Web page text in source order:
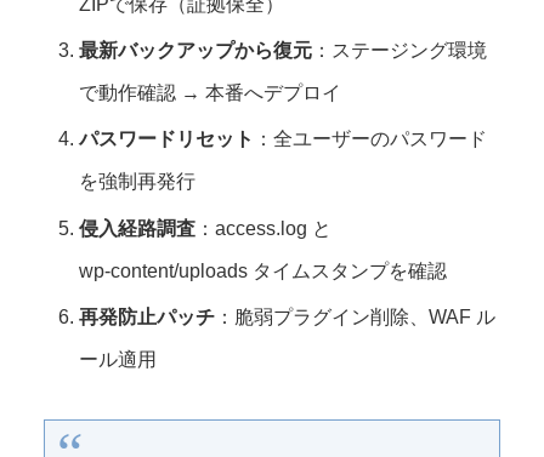
ZIPで保存（証拠保全）
最新バックアップから復元 ：ステージング環境
で動作確認 → 本番へデプロイ
パスワードリセット ：全ユーザーのパスワード
を強制再発行
侵入経路調査 ：access.log と
wp‑content/uploads タイムスタンプを確認
再発防止パッチ ：脆弱プラグイン削除、WAF ル
ール適用